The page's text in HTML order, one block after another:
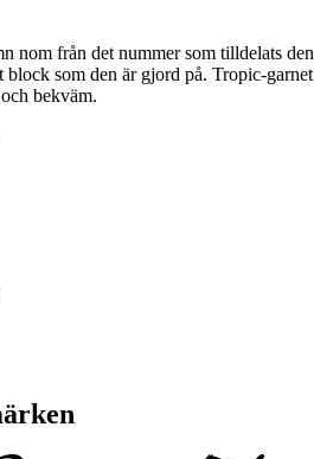
nom från det nummer som tilldelats den
block som den är gjord på. Tropic-garnet
bekväm.